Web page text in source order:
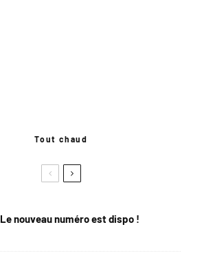
Tout chaud
Le nouveau numéro est dispo !